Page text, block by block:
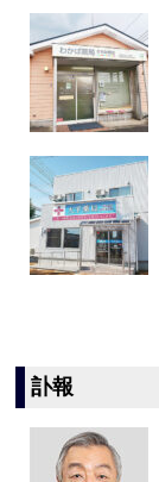
訃報